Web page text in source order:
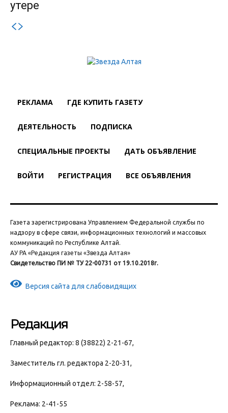
утере
РЕКЛАМА ГДЕ КУПИТЬ ГАЗЕТУ
ДЕЯТЕЛЬНОСТЬ ПОДПИСКА
СПЕЦИАЛЬНЫЕ ПРОЕКТЫ ДАТЬ ОБЪЯВЛЕНИЕ
ВОЙТИ РЕГИСТРАЦИЯ ВСЕ ОБЪЯВЛЕНИЯ
Газета зарегистрирована Управлением Федеральной службы по
надзору в сфере связи, информационных технологий и массовых
коммуникаций по Республике Алтай.
АУ РА «Редакция газеты «Звезда Алтая»
Свидетельство ПИ № ТУ 22-00731 от 19.10.2018г.
Версия сайта для слабовидящих
Редакция
Главный редактор: 8 (38822) 2-21-67,
Заместитель гл. редактора 2-20-31,
Информационный отдел: 2-58-57,
Реклама: 2-41-55